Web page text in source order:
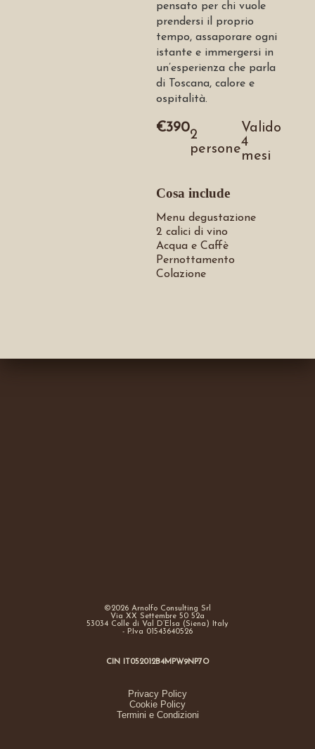
pensato per chi vuole
prendersi il proprio
tempo, assaporare ogni
istante e immergersi in
un’esperienza che parla
di Toscana, calore e
ospitalità.
€3902
persone
Valido
4
mesi
Cosa include
Menu degustazione
2 calici di vino
Acqua e Caffè
Pernottamento
Colazione
Seguici
bis_osteria
©2026 Arnolfo Consulting Srl
Via XX Settembre 50 52a
53034 Colle di Val D’Elsa (Siena) Italy
- P.Iva 01543640526
CIN IT052012B4MPW9NP7O
Privacy Policy
Cookie Policy
Termini e Condizioni